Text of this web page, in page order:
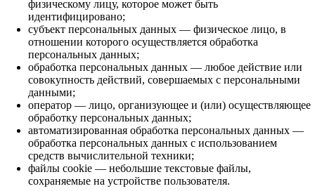
физическому лицу, которое может быть
идентифицировано;
субъект персональных данных — физическое лицо, в
отношении которого осуществляется обработка
персональных данных;
обработка персональных данных — любое действие или
совокупность действий, совершаемых с персональными
данными;
оператор — лицо, организующее и (или) осуществляющее
обработку персональных данных;
автоматизированная обработка персональных данных —
обработка персональных данных с использованием
средств вычислительной техники;
файлы cookie — небольшие текстовые файлы,
сохраняемые на устройстве пользователя.